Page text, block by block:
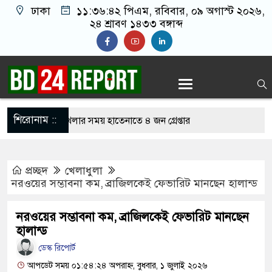
ঢাকা ১১:৩৬:৪৩ পিএম, রবিবার, ০৯ অগাস্ট
২০২৬, ২৪ শ্রাবণ ১৪৩৩ বঙ্গাব্দ
শিরোনাম ::
জুয়া খেলার সময় হাতেনাতে ৪ জন গ্রেপ্তার
অমায়িক ব্যবহার পান, জানালেন নারী
প্রচ্ছদ
খেলাধুলা
নরওয়ের সম্ভাবনা কম, ব্রাজিলকেই ফেভারিট মানছেন হালান্ড
নরওয়ের সম্ভাবনা কম, ব্রাজিলকেই ফেভারিট মানছেন
হালান্ড
ডেস্ক রিপোর্ট
আপডেট সময় ০১:৫৪:২৪ অপরাহ্ন, বুধবার, ১ জুলাই ২০২৬